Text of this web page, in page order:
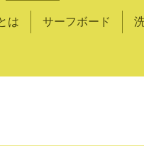
は サーフボード